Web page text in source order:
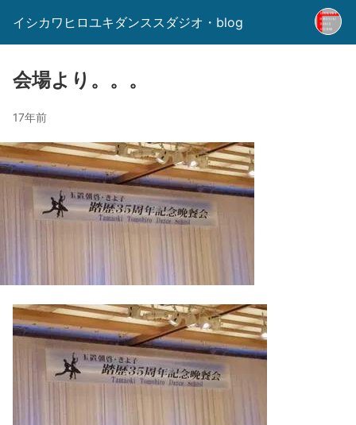
イシカワヒロユキダンススダジオ・blog
会場より。。。
17年前